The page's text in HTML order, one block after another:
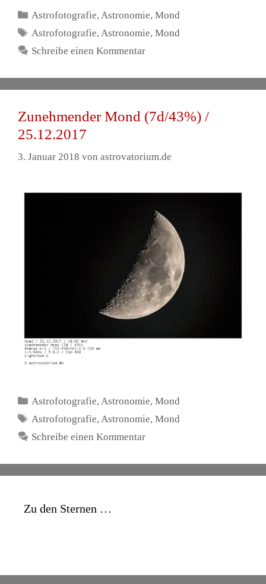
Kategorien
Astrofotografie, Astronomie,Mond
Schlagwörter
Astrofotografie, Astronomie,Mond
Schreibe einen Kommentar
Zunehmender Mond (7d/43%) /
25.12.2017
3. Januar 2018 von astrovatorium.de
Kategorien
Astrofotografie,Astronomie,Mond
Schlagwörter
Astrofotografie,Astronomie,Mond
Schreibe einen Kommentar
Zu den Sternen …